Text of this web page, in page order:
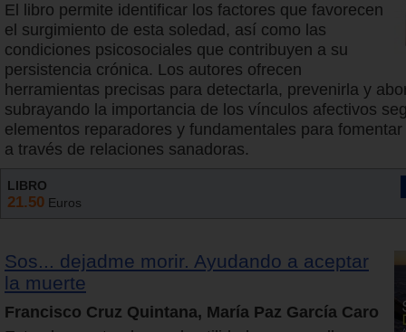
El libro permite identificar los factores que favorecen
el surgimiento de esta soledad, así como las
condiciones psicosociales que contribuyen a su
persistencia crónica. Los autores ofrecen
herramientas precisas para detectarla, prevenirla y
subrayando la importancia de los vínculos afectivos
elementos reparadores y fundamentales para
a través de relaciones sanadoras.
LIBRO
21.50 Euros
Sos... dejadme morir. Ayudando a aceptar
la muerte
Francisco Cruz Quintana, María Paz García Caro